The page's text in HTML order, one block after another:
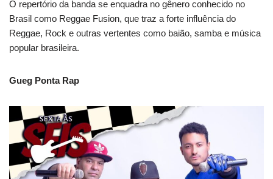
O repertório da banda se enquadra no gênero conhecido no
Brasil como Reggae Fusion, que traz a forte influência do
Reggae, Rock e outras vertentes como baião, samba e música
popular brasileira.
Gueg Ponta Rap